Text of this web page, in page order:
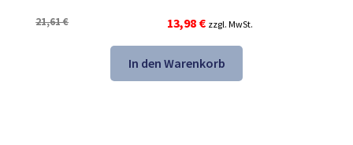
21,61€
Ursprünglicher
Preis
war:
21,61 €
13,98 €Aktueller
Preis
ist:
13,98 €.
zzgl. MwSt.
In den Warenkorb